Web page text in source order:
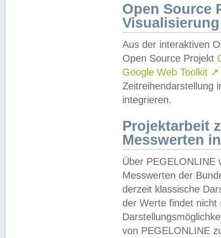
Open Source
Visualisierung
Aus der interaktiven
Open Source Projekt
Google Web Toolkit ↗
Zeitreihendarstellung
integrieren.
Projektarbeit
Messwerten
Über PEGELONLINE
Messwerten der
derzeit klassische
der Werte findet
von PEGELONLINE